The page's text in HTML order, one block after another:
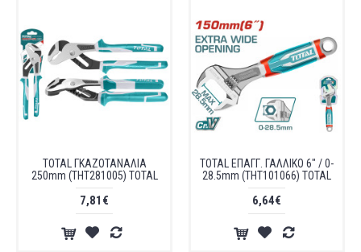
TOTAL ΓΚΑΖΟΤΑΝΑΛΙΑ
250mm (THT281005) TOTAL
7,81€
TOTAL ΕΠΑΓΓ. ΓΑΛΛΙΚΟ 6" / 0-
28.5mm (THT101066) TOTAL
6,64€